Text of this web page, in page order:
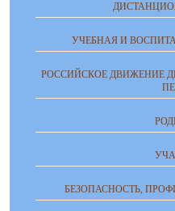
УЧЕБНАЯ И
РОССИЙСКОЕ ДВИЖЕНИЕ
БЕЗОПАСНОСТЬ,